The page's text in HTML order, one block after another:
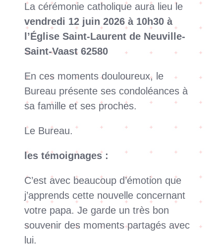
La cérémonie catholique aura lieu le
vendredi 12 juin 2026 à 10h30 à
l’Église Saint-Laurent de Neuville-
Saint-Vaast 62580
En ces moments douloureux, le
Bureau présente ses condoléances à
sa famille et ses proches.
Le Bureau.
les témoignages :
C’est avec beaucoup d’émotion que
j’apprends cette nouvelle concernant
votre papa. Je garde un très bon
souvenir des moments partagés avec
lui.